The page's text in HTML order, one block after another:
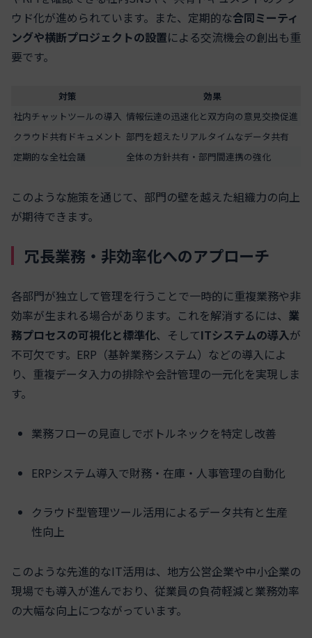
ウド化が進められています。また、定期的な合同ミーティ
ングや横断プロジェクトの設置による交流機会の創出も重
要です。
対策
効果
社内チャットツールの導入 情報伝達の迅速化と双方向の意見交換促進
クラウド共有ドキュメント 部門を超えたリアルタイムなデータ共有
定期的な全社会議
全体の方針共有・部門間連携の強化
このような施策を通じて、部門の壁を越えた組織力の向上
が期待できます。
冗長業務・非効率化へのアプローチ
各部門が独立して管理を行うことで一時的に重複業務や非
効率が生まれる場合があります。これを解消するには、 業
務プロセスの可視化と標準化、そしてITシステムの導入が
不可欠です。ERP（基幹業務システム）などの導入によ
り、重複データ入力の排除や会計管理の一元化を実現しま
す。
業務フローの見直しでボトルネックを特定し改善
ERPシステム導入で財務・在庫・人事管理の自動化
クラウド型管理ツール活用によるデータ共有と生産
性向上
このような先進的なIT活用は、地方公営企業や中小企業の
現場でも導入が進んでおり、従業員の負荷軽減と業務効率
の大幅な向上につながっています。